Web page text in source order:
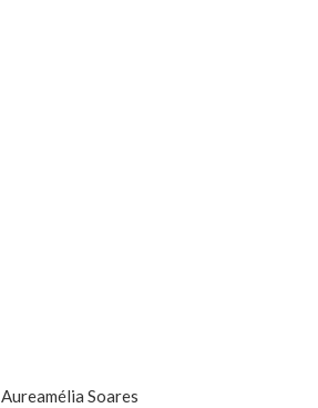
Aureamélia Soares